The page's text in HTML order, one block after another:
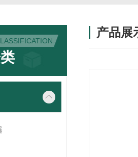
产品展